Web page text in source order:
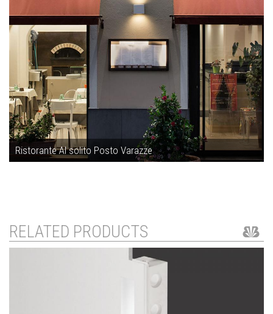
Ristorante Al solito Posto Varazze
RELATED PRODUCTS